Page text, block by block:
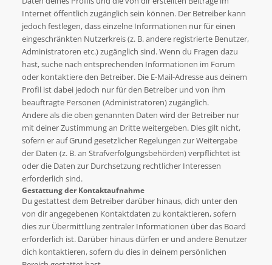
Internet öffentlich zugänglich sein können. Der Betreiber kann
jedoch festlegen, dass einzelne Informationen nur für einen
eingeschränkten Nutzerkreis (z. B. andere registrierte Benutzer,
Administratoren etc.) zugänglich sind. Wenn du Fragen dazu
hast, suche nach entsprechenden Informationen im Forum
oder kontaktiere den Betreiber. Die E-Mail-Adresse aus deinem
Profil ist dabei jedoch nur für den Betreiber und von ihm
beauftragte Personen (Administratoren) zugänglich.
Andere als die oben genannten Daten wird der Betreiber nur
mit deiner Zustimmung an Dritte weitergeben. Dies gilt nicht,
sofern er auf Grund gesetzlicher Regelungen zur Weitergabe
der Daten (z. B. an Strafverfolgungsbehörden) verpflichtet ist
oder die Daten zur Durchsetzung rechtlicher Interessen
erforderlich sind.
Gestattung der Kontaktaufnahme
Du gestattest dem Betreiber darüber hinaus, dich unter den
von dir angegebenen Kontaktdaten zu kontaktieren, sofern
dies zur Übermittlung zentraler Informationen über das Board
erforderlich ist. Darüber hinaus dürfen er und andere Benutzer
dich kontaktieren, sofern du dies in deinem persönlichen